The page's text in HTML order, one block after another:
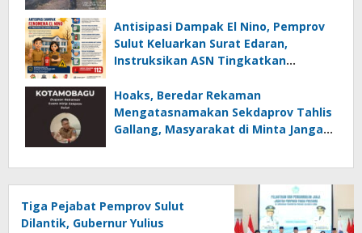
Antisipasi Dampak El Nino, Pemprov
Sulut Keluarkan Surat Edaran,
Instruksikan ASN Tingkatkan
Hoaks, Beredar Rekaman
Mengatasnamakan Sekdaprov Tahlis
Gallang, Masyarakat di Minta Jangan
Tiga Pejabat Pemprov Sulut
Dilantik, Gubernur Yulius